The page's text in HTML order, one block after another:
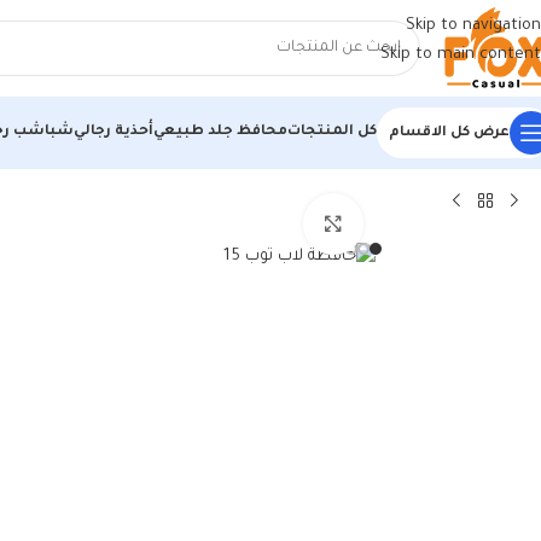
Skip to navigation
Skip to main content
عرض كل الاقسام كل المنتجاتمحافظ جلد طبيعيأحذية رجاليشباشب
الرئيسية/شنط وحقائب